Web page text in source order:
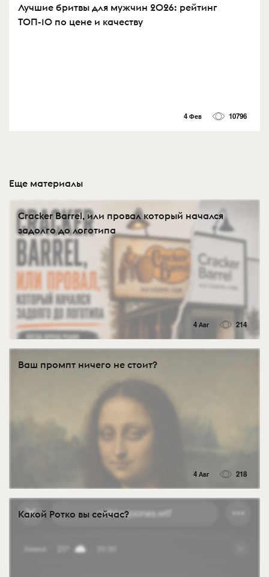
Лучшие бритвы для мужчин 2026: рейтинг
ТОП-10 по цене и качеству
4 Фев 10796
Еще материалы
Cracker Barrel, или провал который начался
задолго до логотипа
4 Авг 214
Ваш промпт ничего не стоит?
4 Авг 218
Какой Ротко вы сейчас?